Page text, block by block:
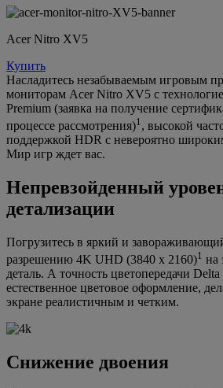
Acer Nitro XV5
Купить
Насладитесь незабываемым игровым
мониторам Acer Nitro XV5 с
Premium (заявка на получение
процессе рассмотрения)1 , высокой
поддержкой HDR с невероятно
Мир игр ждет вас.
Непревзойденный
детализации
Погрузитесь в яркий и
разрешению 4K UHD (3840 x 2160)1 на
деталь. А точность цветопередачи
естественное цветовое оформление,
экране реалистичным и четким.
Снижение двоения